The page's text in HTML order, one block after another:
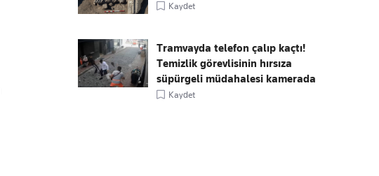
Kaydet
Tramvayda telefon çalıp kaçtı!
Temizlik görevlisinin hırsıza
süpürgeli müdahalesi kamerada
Kaydet